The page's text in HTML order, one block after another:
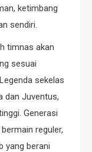
ketimbang
sendiri.
timnas akan
sesuai
sekelas
dan Juventus,
Generasi
reguler,
yang berani